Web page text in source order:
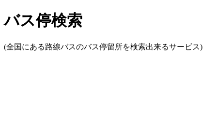
バス停検索
(全国にある路線バスのバス停留所を検索出来るサービス)